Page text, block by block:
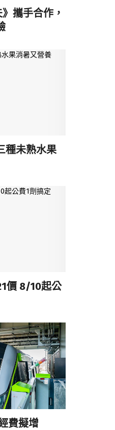
攜手合作，
種未熟水果
價 8/10起公
費擬增